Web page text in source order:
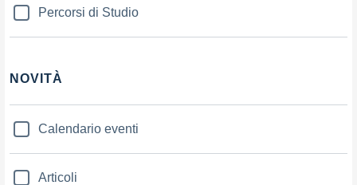
Percorsi di Studio
NOVITÀ
Calendario eventi
Articoli